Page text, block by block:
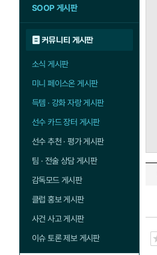
SOOP 게시판
커뮤니티 게시판
소식 게시판
미니 페이스온 게시판
득템 · 강화 자랑 게시판
선수 카드 장터 게시판
선수 추천 · 평가 게시판
팀 · 전술 상담 게시판
감독모드 게시판
클럽 홍보 게시판
사건 사고 게시판
이슈 토론 제보 게시판